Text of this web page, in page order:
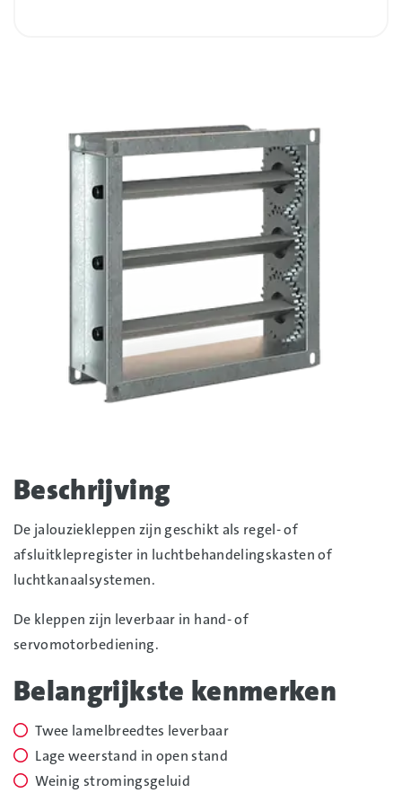
overslaan
Beschrijving
De jalouziekleppen zijn geschikt als regel- of
afsluitklepregister in luchtbehandelingskasten of
luchtkanaalsystemen.
De kleppen zijn leverbaar in hand- of
servomotorbediening.
Belangrijkste kenmerken
Twee lamelbreedtes leverbaar
Lage weerstand in open stand
Weinig stromingsgeluid